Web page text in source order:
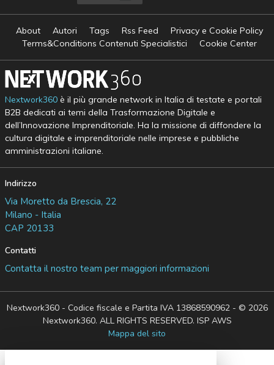
About Autori Tags Rss Feed
Privacy e Cookie Policy
Terms&Conditions Contenuti Specialistici
Cookie Center
Nextwork360è il più grande network in Italia di testate e portali
B2B dedicati ai temi della Trasformazione Digitale e
dell’Innovazione Imprenditoriale. Ha la missione di diffondere la
cultura digitale e imprenditoriale nelle imprese e pubbliche
amministrazioni italiane.
Indirizzo
Via Moretto da Brescia, 22
Milano - Italia
CAP 20133
Contatti
Contatta il nostro team per maggiori informazioni
Nextwork360 - Codice fiscale e Partita IVA 13868590962 - © 2026
Nextwork360. ALL RIGHTS RESERVED. ISP AWS
Mappa del sito